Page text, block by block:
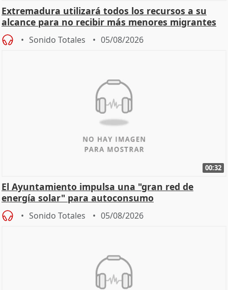
Extremadura utilizará todos los recursos a su
alcance para no recibir más menores migrantes
Sonido Totales 05/08/2026
00:32
El Ayuntamiento impulsa una "gran red de
energía solar" para autoconsumo
Sonido Totales 05/08/2026